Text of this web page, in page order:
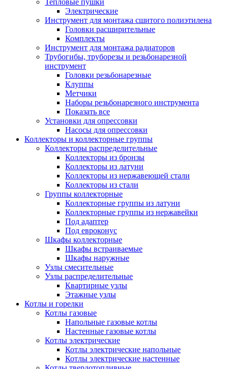
Тепловые пушки
Электрические
Инструмент для монтажа сшитого полиэтилена
Головки расширительные
Комплекты
Инструмент для монтажа радиаторов
Трубогибы, труборезы и резьбонарезной
инструмент
Головки резьбонарезные
Клуппы
Метчики
Наборы резьбонарезного инструмента
Показать все
Установки для опрессовки
Насосы для опрессовки
Коллекторы и коллекторные группы
Коллекторы распределительные
Коллекторы из бронзы
Коллекторы из латуни
Коллекторы из нержавеющей стали
Коллекторы из стали
Группы коллекторные
Коллекторные группы из латуни
Коллекторные группы из нержавейки
Под адаптер
Под евроконус
Шкафы коллекторные
Шкафы встраиваемые
Шкафы наружные
Узлы смесительные
Узлы распределительные
Квартирные узлы
Этажные узлы
Котлы и горелки
Котлы газовые
Напольные газовые котлы
Настенные газовые котлы
Котлы электрические
Котлы электрические напольные
Котлы электрические настенные